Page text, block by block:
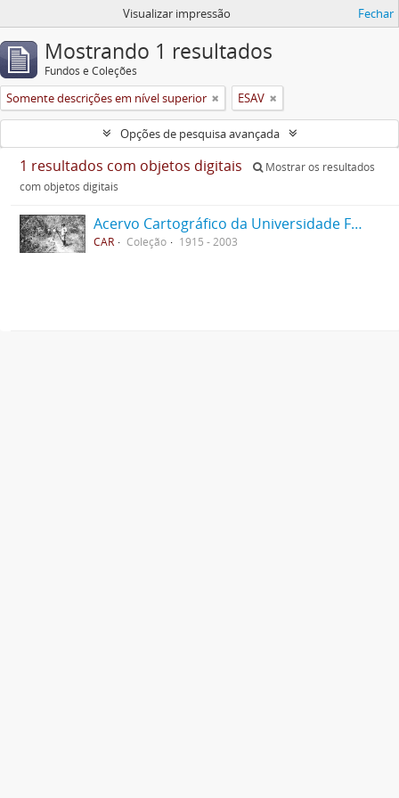
Visualizar impressão Fechar
Mostrando 1 resultados
Fundos e Coleções
Somente descrições em nível superior ESAV
Opções de pesquisa avançada
1 resultados com objetos digitais
Mostrar os resultados
com objetos digitais
Acervo Cartográfico da Universidade Federal de Viçosa
CAR Coleção 1915 - 2003